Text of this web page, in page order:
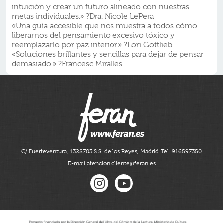
intuición y crear un futuro alineado con nuestras
metas individuales.» ?Dra. Nicole LePera
«Una guía accesible que nos muestra a todos cómo
liberarnos del pensamiento excesivo tóxico y
reemplazarlo por paz interior.» ?Lori Gottlieb
«Soluciones brillantes y sencillas para dejar de pensar
demasiado.» ?Francesc Miralles
C/ Fuerteventura, 1328703 S.S. de los Reyes, Madrid Tel. 916597350
E-mail atencion.cliente@feran.es